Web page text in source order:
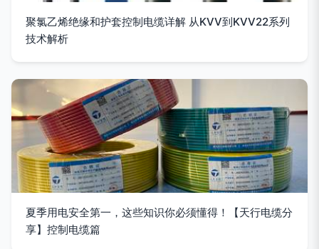
聚氯乙烯绝缘和护套控制电缆详解 从KVV到KVV22系列
技术解析
夏季用电安全第一，这些知识你必须懂得！【天行电缆分
享】控制电缆篇